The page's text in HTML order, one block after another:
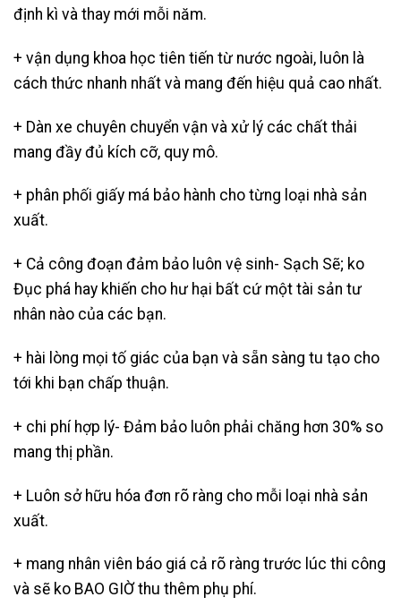
định kì và thay mới mỗi năm.
+ vận dụng khoa học tiên tiến từ nước ngoài, luôn là
cách thức nhanh nhất và mang đến hiệu quả cao nhất.
+ Dàn xe chuyên chuyển vận và xử lý các chất thải
mang đầy đủ kích cỡ, quy mô.
+ phân phối giấy má bảo hành cho từng loại nhà sản
xuất.
+ Cả công đoạn đảm bảo luôn vệ sinh- Sạch Sẽ; ko
Đục phá hay khiến cho hư hại bất cứ một tài sản tư
nhân nào của các bạn.
+ hài lòng mọi tố giác của bạn và sẵn sàng tu tạo cho
tới khi bạn chấp thuận.
+ chi phí hợp lý- Đảm bảo luôn phải chăng hơn 30% so
mang thị phần.
+ Luôn sở hữu hóa đơn rõ ràng cho mỗi loại nhà sản
xuất.
+ mang nhân viên báo giá cả rõ ràng trước lúc thi công
và sẽ ko BAO GIỜ thu thêm phụ phí.